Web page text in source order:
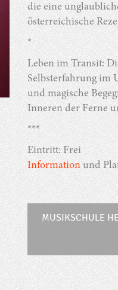
die eine
österreichische
*
Leben im Transit:
Selbsterfahrung im
und magische
Inneren der Ferne
***
Eintritt: Frei
Informationund
MUSIKSCHULE